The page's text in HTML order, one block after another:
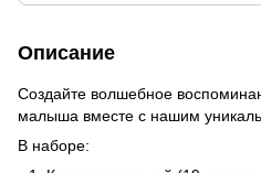
Описание
Создайте волшебное
малыша вместе с нашим
В наборе: